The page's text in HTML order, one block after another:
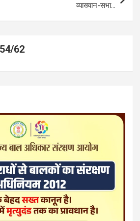
व्याख्यान-सभा…
62